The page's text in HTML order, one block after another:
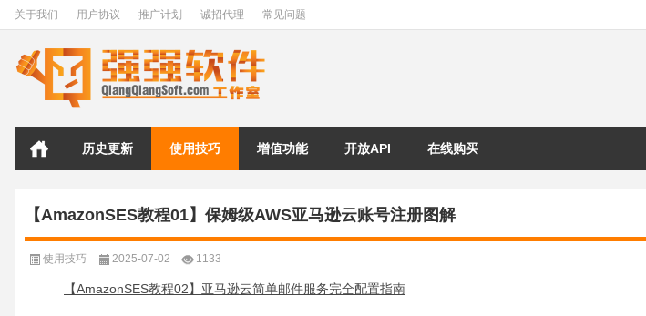
关于我们 用户协议 推广计划 诚招代理 常见问题
历史更新 使用技巧 增值功能 开放API 在线购买
【AmazonSES教程01】保姆级AWS亚马逊云账号注册图解
使用技巧 2025-07-02 1133
【AmazonSES教程02】亚马逊云简单邮件服务完全配置指南